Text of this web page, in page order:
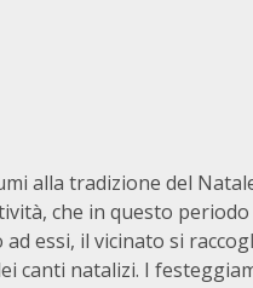
alla tradizione del
che in questo periodo
essi, il vicinato si
canti natalizi. I